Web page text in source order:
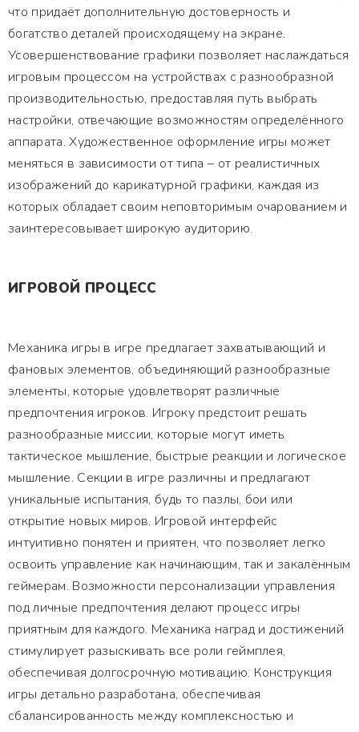
что придаёт дополнительную достоверность и
богатство деталей происходящему на экране.
Усовершенствование графики позволяет наслаждаться
игровым процессом на устройствах с разнообразной
производительностью, предоставляя путь выбрать
настройки, отвечающие возможностям определённого
аппарата. Художественное оформление игры может
меняться в зависимости от типа – от реалистичных
изображений до карикатурной графики, каждая из
которых обладает своим неповторимым очарованием и
заинтересовывает широкую аудиторию.
ИГРОВОЙ ПРОЦЕСС
Механика игры в игре предлагает захватывающий и
фановых элементов, объединяющий разнообразные
элементы, которые удовлетворят различные
предпочтения игроков. Игроку предстоит решать
разнообразные миссии, которые могут иметь
тактическое мышление, быстрые реакции и логическое
мышление. Секции в игре различны и предлагают
уникальные испытания, будь то пазлы, бои или
открытие новых миров. Игровой интерфейс
интуитивно понятен и приятен, что позволяет легко
освоить управление как начинающим, так и закалённым
геймерам. Возможности персонализации управления
под личные предпочтения делают процесс игры
приятным для каждого. Механика наград и достижений
стимулирует разыскивать все роли геймплея,
обеспечивая долгосрочную мотивацию. Конструкция
игры детально разработана, обеспечивая
сбалансированность между комплексностью и